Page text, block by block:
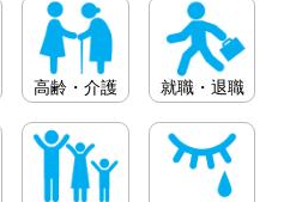
高齢・介護 就職・退職